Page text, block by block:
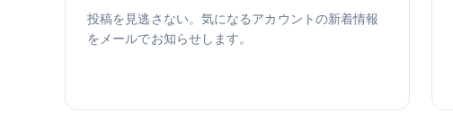
投稿を見逃さない。気になるアカウントの新着情報
をメールでお知らせします。